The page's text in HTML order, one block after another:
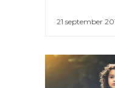
21 september